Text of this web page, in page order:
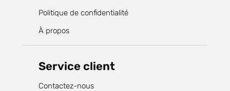
Politique de confidentialité
À propos
Service client
Contactez-nous